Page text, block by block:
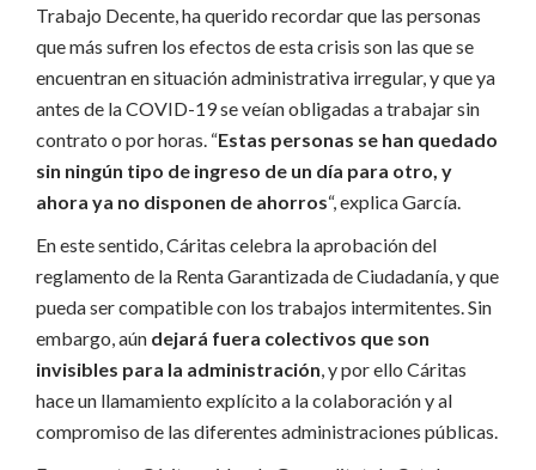
Trabajo Decente, ha querido recordar que las personas
que más sufren los efectos de esta crisis son las que se
encuentran en situación administrativa irregular, y que ya
antes de la COVID-19 se veían obligadas a trabajar sin
contrato o por horas. “Estas personas se han quedado
sin ningún tipo de ingreso de un día para otro, y
ahora ya no disponen de ahorros“, explica García.
En este sentido, Cáritas celebra la aprobación del
reglamento de la Renta Garantizada de Ciudadanía, y que
pueda ser compatible con los trabajos intermitentes. Sin
embargo, aún dejará fuera colectivos que son
invisibles para la administración, y por ello Cáritas
hace un llamamiento explícito a la colaboración y al
compromiso de las diferentes administraciones públicas.